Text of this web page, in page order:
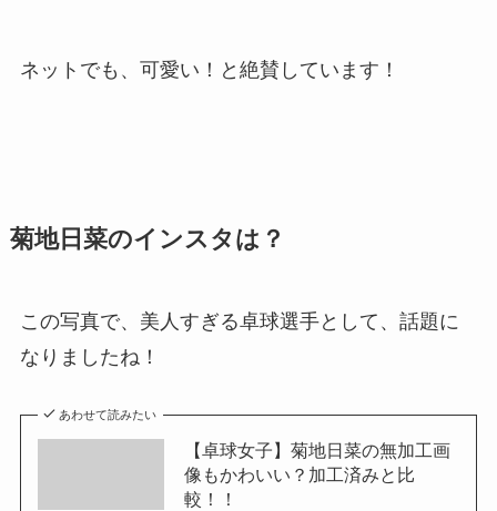
ネットでも、可愛い！と絶賛しています！
菊地日菜のインスタは？
この写真で、美人すぎる卓球選手として、話題に
なりましたね！
あわせて読みたい
【卓球女子】菊地日菜の無加工画
像もかわいい？加工済みと比
較！！